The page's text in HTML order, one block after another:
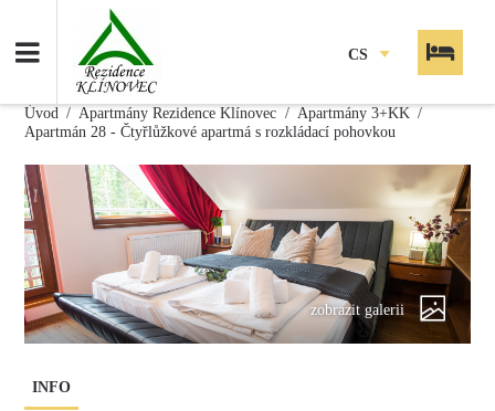
CS
Úvod Apartmány Rezidence Klínovec
Apartmány 3+KK
Apartmán 28 - Čtyřlůžkové apartmá s rozkládací pohovkou
zobrazit galerii
INFO